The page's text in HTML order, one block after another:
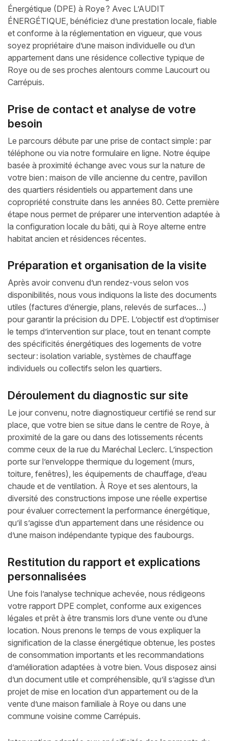
Énergétique (DPE) à Roye ? Avec L’AUDIT
ÉNERGÉTIQUE, bénéficiez d’une prestation locale, fiable
et conforme à la réglementation en vigueur, que vous
soyez propriétaire d’une maison individuelle ou d’un
appartement dans une résidence collective typique de
Roye ou de ses proches alentours comme Laucourt ou
Carrépuis.
Prise de contact et analyse de votre
besoin
Le parcours débute par une prise de contact simple : par
téléphone ou via notre formulaire en ligne. Notre équipe
basée à proximité échange avec vous sur la nature de
votre bien : maison de ville ancienne du centre, pavillon
des quartiers résidentiels ou appartement dans une
copropriété construite dans les années 80. Cette première
étape nous permet de préparer une intervention adaptée à
la configuration locale du bâti, qui à Roye alterne entre
habitat ancien et résidences récentes.
Préparation et organisation de la visite
Après avoir convenu d’un rendez-vous selon vos
disponibilités, nous vous indiquons la liste des documents
utiles (factures d’énergie, plans, relevés de surfaces…)
pour garantir la précision du DPE. L’objectif est d’optimiser
le temps d’intervention sur place, tout en tenant compte
des spécificités énergétiques des logements de votre
secteur : isolation variable, systèmes de chauffage
individuels ou collectifs selon les quartiers.
Déroulement du diagnostic sur site
Le jour convenu, notre diagnostiqueur certifié se rend sur
place, que votre bien se situe dans le centre de Roye, à
proximité de la gare ou dans des lotissements récents
comme ceux de la rue du Maréchal Leclerc. L’inspection
porte sur l’enveloppe thermique du logement (murs,
toiture, fenêtres), les équipements de chauffage, d’eau
chaude et de ventilation. À Roye et ses alentours, la
diversité des constructions impose une réelle expertise
pour évaluer correctement la performance énergétique,
qu’il s’agisse d’un appartement dans une résidence ou
d’une maison indépendante typique des faubourgs.
Restitution du rapport et explications
personnalisées
Une fois l’analyse technique achevée, nous rédigeons
votre rapport DPE complet, conforme aux exigences
légales et prêt à être transmis lors d’une vente ou d’une
location. Nous prenons le temps de vous expliquer la
signification de la classe énergétique obtenue, les postes
de consommation importants et les recommandations
d’amélioration adaptées à votre bien. Vous disposez ainsi
d’un document utile et compréhensible, qu’il s’agisse d’un
projet de mise en location d’un appartement ou de la
vente d’une maison familiale à Roye ou dans une
commune voisine comme Carrépuis.